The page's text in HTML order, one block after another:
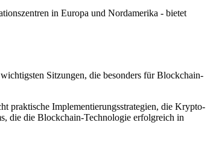
in Europa und Nordamerika - bietet
Sitzungen, die besonders für Blockchain-
praktische Implementierungsstrategien, die Krypto-
die die Blockchain-Technologie erfolgreich in